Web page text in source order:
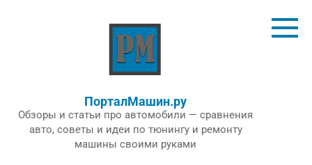
ПорталМашин.ру
Обзоры и статьи про автомобили — сравнения
авто, советы и идеи по тюнингу и ремонту
машины своими руками